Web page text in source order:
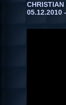
05.12.2010